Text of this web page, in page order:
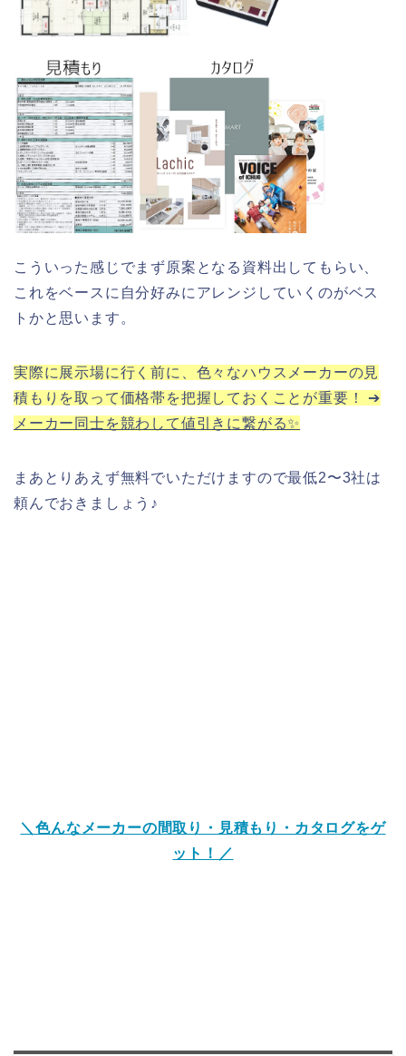
こういった感じでまず原案となる資料出してもらい、
これをベースに自分好みにアレンジしていくのがベス
トかと思います。
実際に展示場に行く前に、色々なハウスメーカーの見
積もりを取って価格帯を把握しておくことが重要！ ➔
メーカー同士を競わして値引きに繋がる✨
まあとりあえず無料でいただけますので最低2〜3社は
頼んでおきましょう♪
＼色んなメーカーの間取り・見積もり・カタログをゲ
ット！／